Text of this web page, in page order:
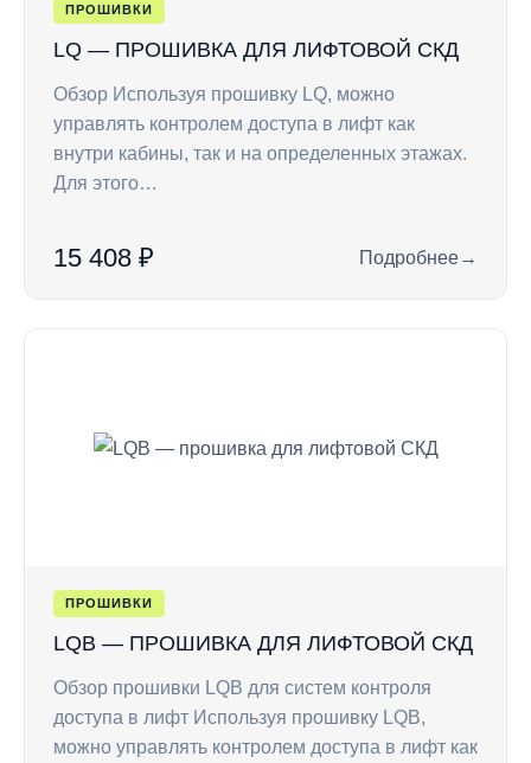
ПРОШИВКИ
LQ — ПРОШИВКА ДЛЯ ЛИФТОВОЙ СКД
Обзор Используя прошивку LQ, можно
управлять контролем доступа в лифт как
внутри кабины, так и на определенных этажах.
Для этого…
15 408 ₽ Подробнее
: LQ — прошивка
→
ПРОШИВКИ
LQB — ПРОШИВКА ДЛЯ ЛИФТОВОЙ СКД
Обзор прошивки LQB для систем контроля
доступа в лифт Используя прошивку LQB,
можно управлять контролем доступа в лифт как